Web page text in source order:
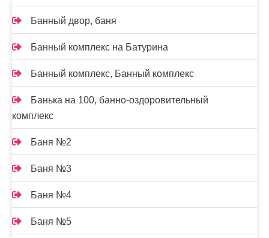
Банный двор, баня
Банный комплекс на Батурина
Банный комплекс, Банный комплекс
Банька на 100, банно-оздоровительный
комплекс
Баня №2
Баня №3
Баня №4
Баня №5